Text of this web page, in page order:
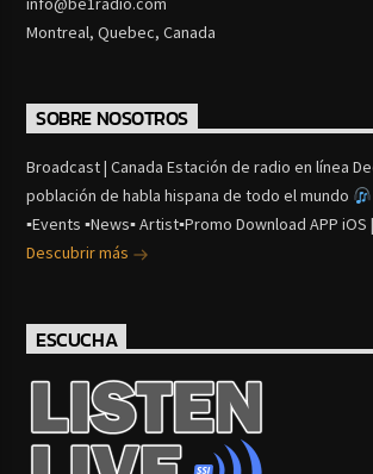
Montreal, Quebec, Canada
SOBRE NOSOTROS
Broadcast | Canada Estación de radio en línea
población de habla hispana de todo el mundo
▪Events ▪News▪ Artist▪Promo Download APP
Descubrir más
ESCUCHA